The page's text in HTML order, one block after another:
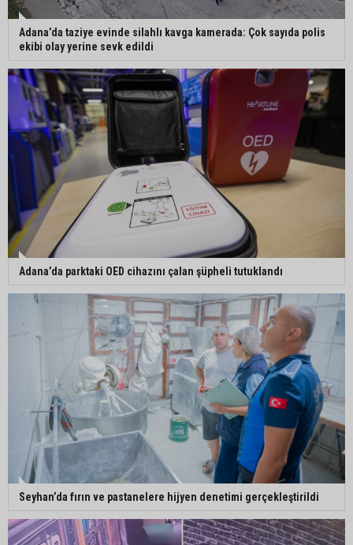
Adana’da taziye evinde silahlı kavga kamerada: Çok sayıda polis
ekibi olay yerine sevk edildi
Adana’da parktaki OED cihazını çalan şüpheli tutuklandı
Seyhan’da fırın ve pastanelere hijyen denetimi gerçekleştirildi